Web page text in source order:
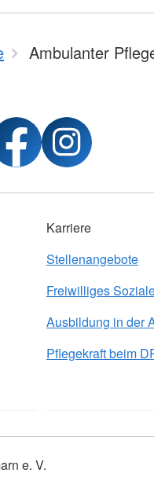
Ambulanter
Karriere
Stellenangebote
Freiwilliges
Ausbildung in der
Pflegekraft beim
e. V.